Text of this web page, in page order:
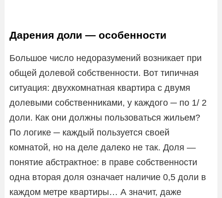
Дарения доли — особенности
Большое число недоразумений возникает при
общей долевой собственности. Вот типичная
ситуация: двухкомнатная квартира с двумя
долевыми собственниками, у каждого ─ по 1/ 2
доли. Как они должны пользоваться жильем?
По логике ─ каждый пользуется своей
комнатой, но на деле далеко не так. Доля —
понятие абстрактное: в праве собственности
одна вторая доля означает наличие 0,5 доли в
каждом метре квартиры… А значит, даже